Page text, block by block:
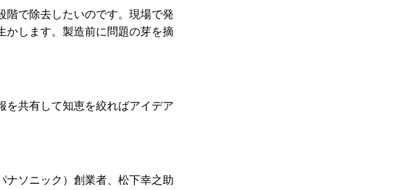
で除去したいのです。 現場で発
します。 製造前に問題の芽を摘
を共有して知恵を絞ればアイデア
ナソニック）創業者、松下幸之助